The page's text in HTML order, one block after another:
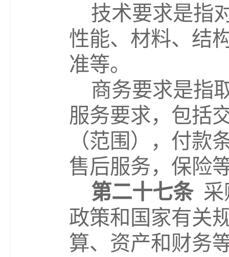
技术要求是指
性能、材料、结
准等。
商务要求是指
服务要求，包括
（范围），付款
售后服务，保险
第二十七条 采
政策和国家有关
算、资产和财务